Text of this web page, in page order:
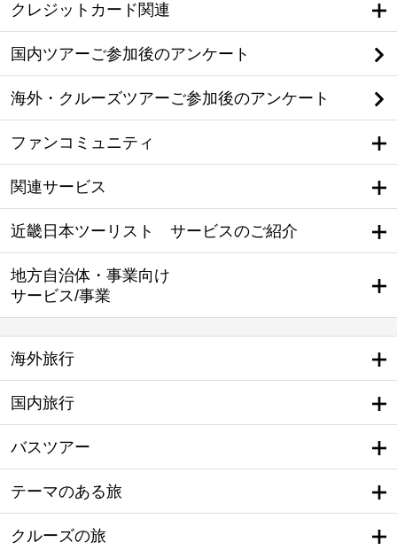
クレジットカード関連
国内ツアーご参加後のアンケート
海外・クルーズツアーご参加後のアンケート
ファンコミュニティ
関連サービス
近畿日本ツーリスト サービスのご紹介
地方自治体・事業向け
サービス/事業
海外旅行
国内旅行
バスツアー
テーマのある旅
クルーズの旅